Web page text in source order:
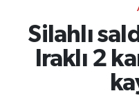
Silahlı
Iraklı 2
EKONOMİ
Trafik Durumu
Süper Lig Puan